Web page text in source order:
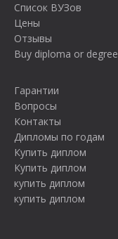
Список ВУЗов
Цены
Отзывы
Buy diploma or degree
Гарантии
Вопросы
Контакты
Дипломы по годам
Купить диплом
Купить диплом
купить диплом
купить диплом